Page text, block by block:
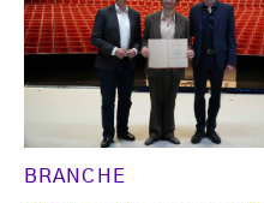
BRANCHE